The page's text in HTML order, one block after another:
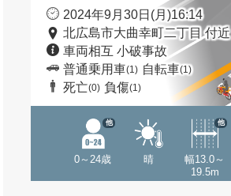
2024年9月30日(月)16:14
北広島市大曲幸町二丁目 付近
車両相互 小破事故
普通乗用車(1) 自転車(1)
死亡(0) 負傷(1)
0～24歳
他
晴
幅13.0～
19.5m
他